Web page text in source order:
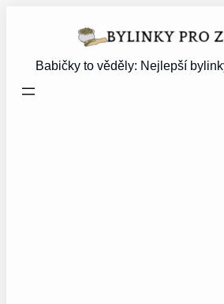
Babičky to věděly: Nejlepší